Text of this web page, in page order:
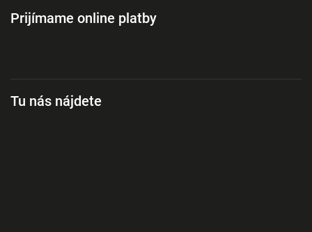
Prijímame online platby
Tu nás nájdete